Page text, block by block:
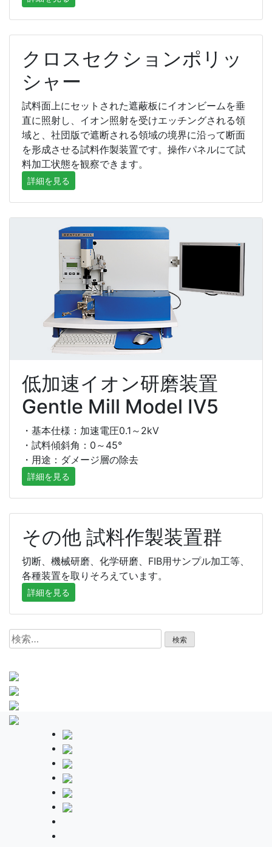
クロスセクションポリッ
シャー
試料面上にセットされた遮蔽板にイオンビームを垂
直に照射し、イオン照射を受けエッチングされる領
域と、社団版で遮断される領域の境界に沿って断面
を形成させる試料作製装置です。操作パネルにて試
料加工状態を観察できます。
詳細を見る
低加速イオン研磨装置
Gentle Mill Model IV5
・基本仕様：加速電圧0.1～2kV
・試料傾斜角：0～45°
・用途：ダメージ層の除去
詳細を見る
その他 試料作製装置群
切断、機械研磨、化学研磨、FIB用サンプル加工等、
各種装置を取りそろえています。
詳細を見る
検
索: